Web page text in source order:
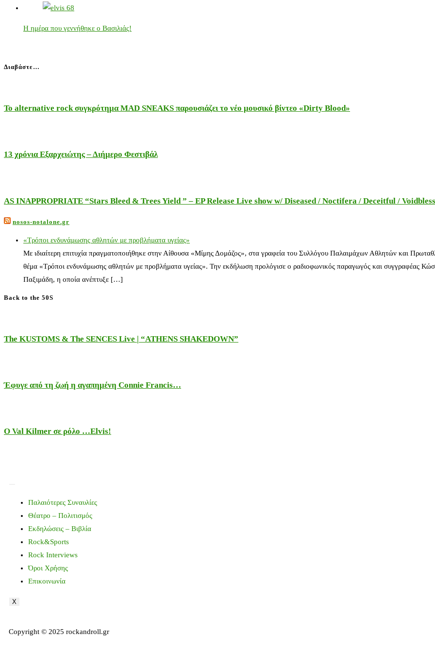
Η ημέρα που γεννήθηκε ο Βασιλιάς!
Διαβάστε…
Το alternative rock συγκρότημα MAD SNEAKS παρουσιάζει το νέο μουσικό βίντεο «Dirty Blood»
13 χρόνια Εξαρχειώτης – Διήμερο Φεστιβάλ
AS INAPPROPRIATE “Stars Bleed & Trees Yield ” – EP Release Live show w/ Diseased / Noctifera / Deceitful /
nosos-notalone.gr
«Τρόποι ενδυνάμωσης αθλητών με προβλήματα υγείας»
Με ιδιαίτερη επιτυχία πραγματοποιήθηκε στην Αίθουσα «Μίμης Δομάζος», στα γραφεία του Συλλόγου Παλαιμάχων Αθλητών και
θέμα «Τρόποι ενδυνάμωσης αθλητών με προβλήματα υγείας». Την εκδήλωση προλόγισε ο ραδιοφωνικός παραγωγός και συγγραφέας
Παξιμάδη, η οποία ανέπτυξε […]
Back to the 50S
The KUSTOMS & The SENCES Live | “ATHENS SHAKEDOWN”
Έφυγε από τη ζωή η αγαπημένη Connie Francis…
Ο Val Kilmer σε ρόλο …Elvis!
Παλαιότερες Συναυλίες
Θέατρο – Πολιτισμός
Εκδηλώσεις – Βιβλία
Rock&Sports
Rock Interviews
Όροι Χρήσης
Επικοινωνία
X
Copyright © 2025 rockandroll.gr